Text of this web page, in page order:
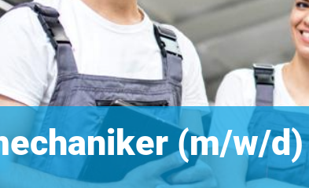
(m/w/